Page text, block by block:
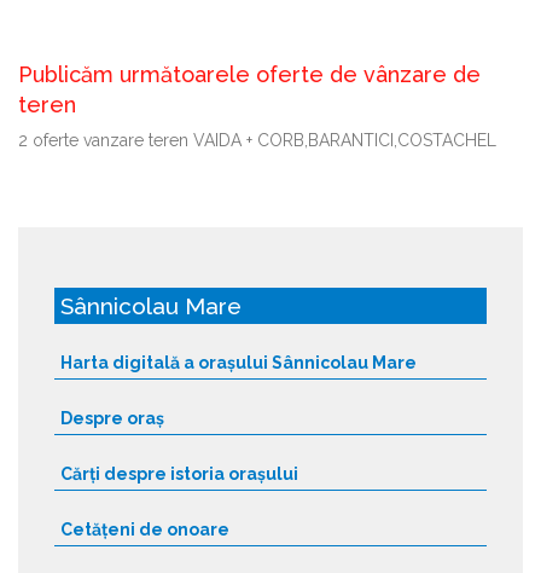
Publicăm următoarele oferte de vânzare de
teren
2 oferte vanzare teren VAIDA + CORB,BARANTICI,COSTACHEL
Sânnicolau Mare
Harta digitală a orașului Sânnicolau Mare
Despre oraș
Cărți despre istoria orașului
Cetățeni de onoare